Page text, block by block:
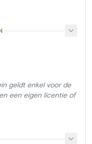
geldt enkel voor de
een eigen licentie of